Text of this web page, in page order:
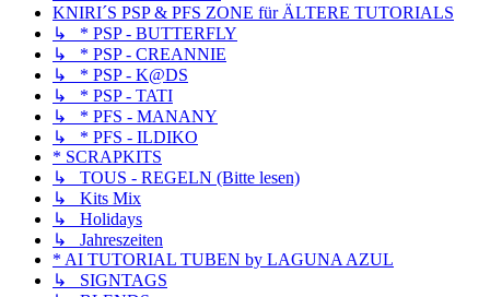
KNIRI´S PSP & PFS ZONE für ÄLTERE TUTORIALS
↳ * PSP - BUTTERFLY
↳ * PSP - CREANNIE
↳ * PSP - K@DS
↳ * PSP - TATI
↳ * PFS - MANANY
↳ * PFS - ILDIKO
* SCRAPKITS
↳ TOUS - REGELN (Bitte lesen)
↳ Kits Mix
↳ Holidays
↳ Jahreszeiten
* AI TUTORIAL TUBEN by LAGUNA AZUL
↳ SIGNTAGS